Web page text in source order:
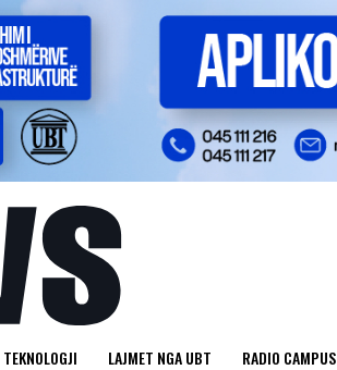
TEKNOLOGJI LAJMET NGA UBT RADIO CAMPUS